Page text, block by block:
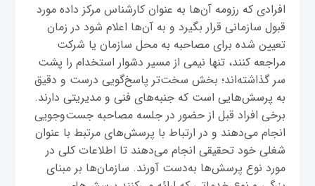
افرادی که رزومه آن‌ها به عنوان کارشناس مرکز داده مورد
قبول سازمانی قرار بگیرد و به آن‌ها اعلام شود در زمان
تعیین شده برای مصاحبه به محل سازمان یا شرکت
مراجعه کنند، تنها نیمی از مسیر دشوار استخدام را پشت
سر گذاشته‌اند؛ بخش سخت‌تر پاسخ‌گویی درست و دقیق
به پرسش‌هایی است که جنبه‌های فنی و مدیریتی دارند.
برخی افراد قبل از حضور در جلسه مصاحبه جست‌وجویی
انجام می‌دهند و در ارتباط با پرسش‌های مرتبط با عنوان
شغلی خود تحقیقی انجام می‌دهند تا اطلاعات کلی در
مورد نوع پرسش‌ها به‌دست آورند. سازمان‌ها بر مبنای